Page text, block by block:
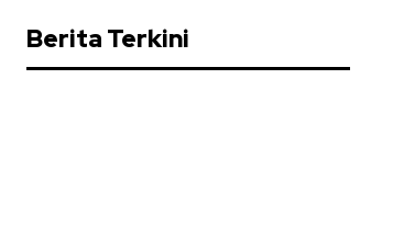
Berita Terkini